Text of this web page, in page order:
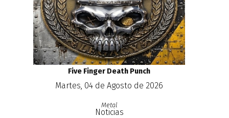
Five Finger Death Punch
Martes, 04 de Agosto de 2026
Metal
Noticias